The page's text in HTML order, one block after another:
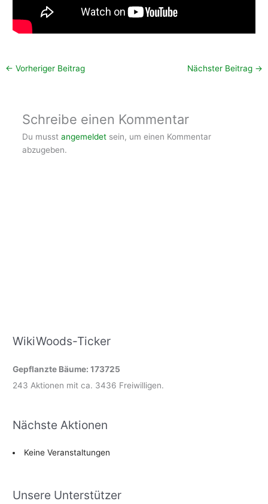
← Vorheriger Beitrag Nächster Beitrag →
Schreibe einen Kommentar
Du musst angemeldetsein, um einen Kommentar
abzugeben.
WikiWoods-Ticker
Gepflanzte Bäume: 173725
243 Aktionen mit ca. 3436 Freiwilligen.
Nächste Aktionen
Keine Veranstaltungen
Unsere Unterstützer